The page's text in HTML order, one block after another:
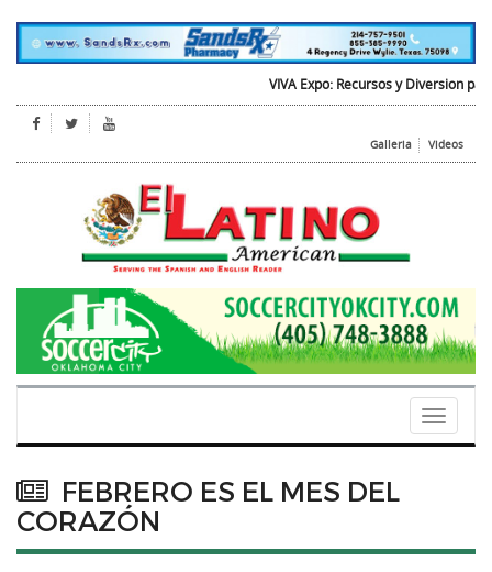
VIVA Expo: Recursos y Diversion para
Galleria Videos
Toggle
FEBRERO ES EL MES DEL
CORAZÓN